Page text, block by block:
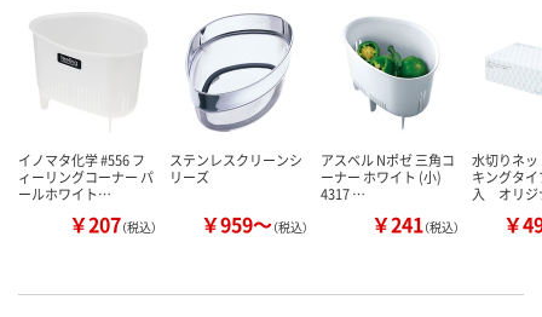
イノマタ化学 #556 フ
ィーリングコーナー パ
ールホワイト…
￥207（税込）
ステンレスクリーンシ
リーズ
￥959～（税込）
アスベル Nポゼ 三角コ
ーナー ホワイト (小)
4317 …
￥241（税込）
水切りネ
キングタ
入 オリジ
￥